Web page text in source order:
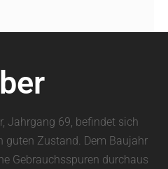
Jahrgang 69, befindet sich
guten Zustand. Dem Baujahr
Gebrauchsspuren durchaus